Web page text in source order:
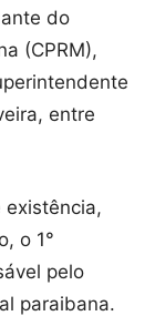
do
(CPRM),
entre
o 1°
pelo
paraibana.